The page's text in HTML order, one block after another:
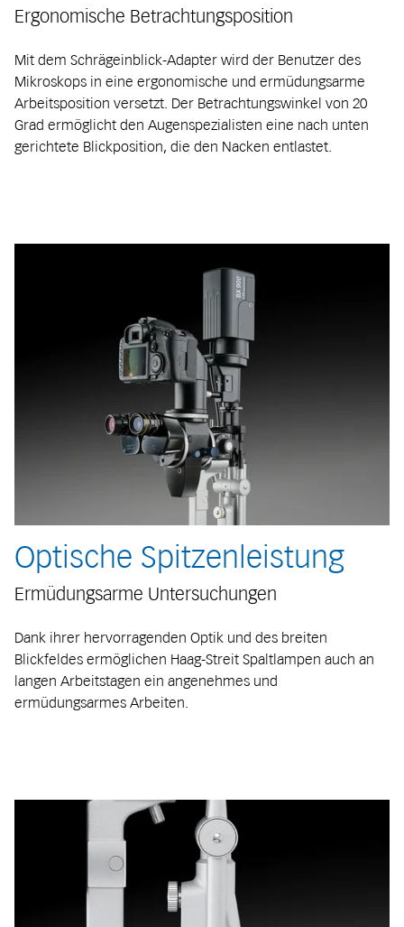
Ergonomische Betrachtungsposition
Mit dem Schrägeinblick-Adapter wird der Benutzer des
Mikroskops in eine ergonomische und ermüdungsarme
Arbeitsposition versetzt. Der Betrachtungswinkel von 20
Grad ermöglicht den Augenspezialisten eine nach unten
gerichtete Blickposition, die den Nacken entlastet.
Optische Spitzenleistung
Ermüdungsarme Untersuchungen
Dank ihrer hervorragenden Optik und des breiten
Blickfeldes ermöglichen Haag-Streit Spaltlampen auch an
langen Arbeitstagen ein angenehmes und
ermüdungsarmes Arbeiten.